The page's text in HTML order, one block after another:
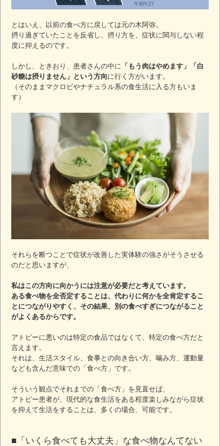
とはいえ、以前の食べ方に戻しては元の木阿弥。
摂り過ぎていたことを反省し、摂り方を、症状に関与しない程
度に抑えるのです。
しかし、ときおり、患者さんの中に 「もう肉はやめます」「白
砂糖は摂りません」という方向に行く方がいます。
（そのままマクロビやナチュラル系の食生活に入る方もいま
す）
それらを断つことで症状が改善した実体験の強さがそうさせる
のだと思いますが、
私はこの方向に向かうには注意が必要だと考えています。
ある食べ物を全否定することは、代わりに何かを全肯定するこ
とにつながりやすく、その結果、別の食べすぎにつながること
がよくあるからです。
アトピーに悪いのは特定の食品ではなくて、特定の食べ方だと
言えます。
それは、生活スタイル、食事との向き合い方、噛み方、運動量
なども含んだ意味での「食べ方」です。
そういう観点でそれまでの「食べ方」を見直せば、
アトピー患者が、現代的な食生活をある程度楽しみながら症状
を抑えて生活をすることは、多くの場合、可能です。
■「いくら食べても大丈夫」な食べ物なんてない